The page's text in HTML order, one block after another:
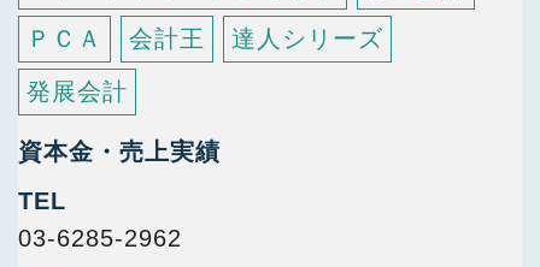
ＰＣＡ
会計王
達人シリーズ
発展会計
資本金・売上実績
TEL
03-6285-2962